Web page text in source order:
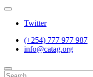
Twitter
(+254) 777 977 987
info@catag.org